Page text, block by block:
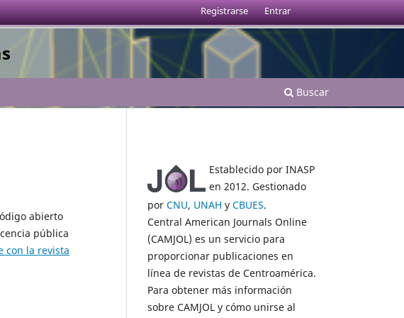
Buscar
Registrarse Entrar
abierto
pública
con la revista
Establecido por INASP
en 2012. Gestionado
por CNU, UNAH y CBUES.
Central American Journals Online
(CAMJOL) es un servicio para
proporcionar publicaciones en
línea de revistas de Centroamérica.
Para obtener más información
sobre CAMJOL y cómo unirse al